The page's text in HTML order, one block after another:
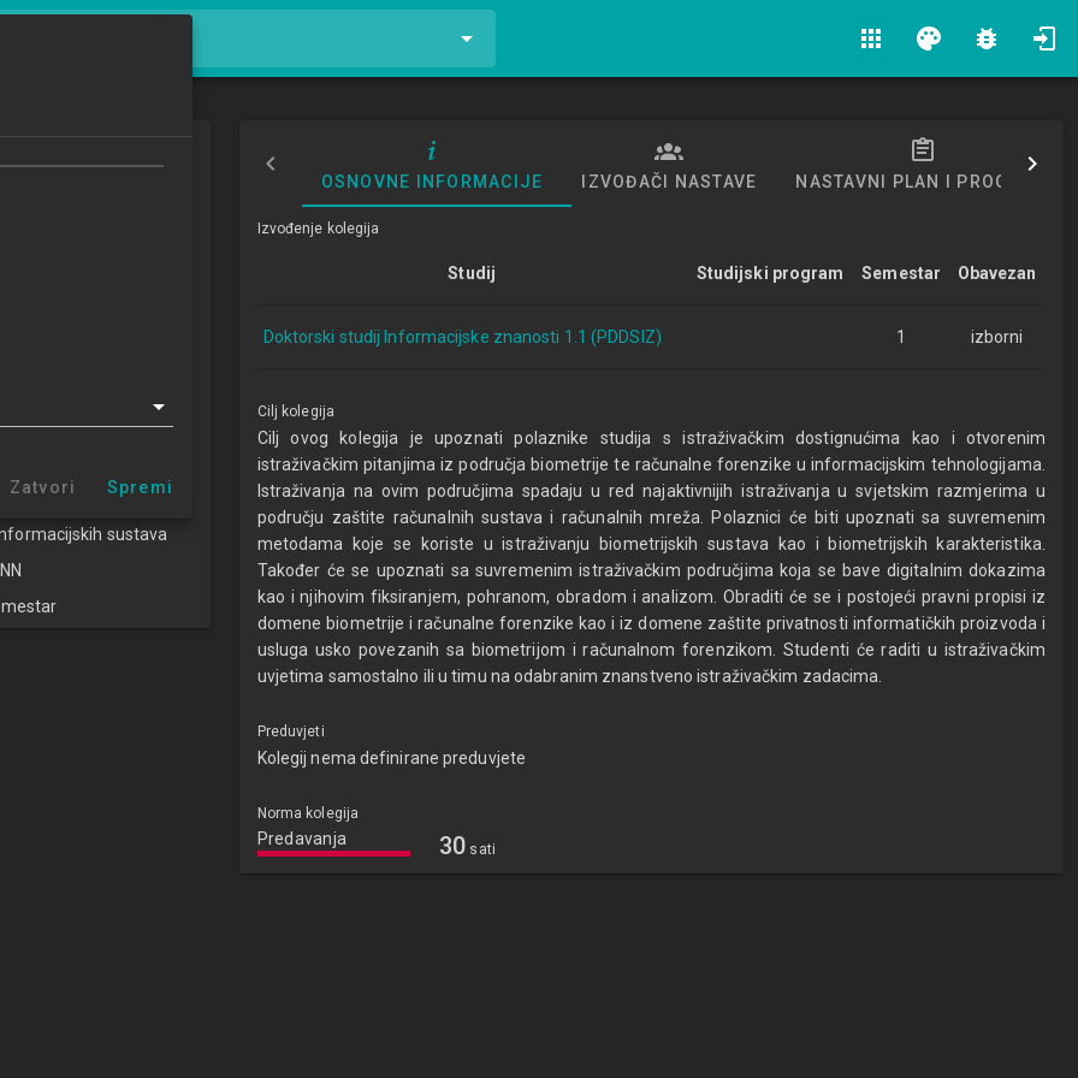
apps palette bug_report
forenzika
sustava
NN
OSNOVNE INFORMACIJE IZVOĐAČI NASTAVE NASTAVNI PLAN I PROGRAM
Izvođenje kolegija
Studij Studijski program Semestar Obavezan
Doktorski studij Informacijske znanosti 1.1 (PDDSIZ) 1 izborni
Cilj kolegija
Cilj ovog kolegija je upoznati polaznike studija s istraživačkim dostignućima kao i otvorenim
istraživačkim pitanjima iz područja biometrije te računalne forenzike u informacijskim tehnologijama.
Istraživanja na ovim područjima spadaju u red najaktivnijih istraživanja u svjetskim razmjerima u
području zaštite računalnih sustava i računalnih mreža. Polaznici će biti upoznati sa suvremenim
metodama koje se koriste u istraživanju biometrijskih sustava kao i biometrijskih karakteristika.
Također će se upoznati sa suvremenim istraživačkim područjima koja se bave digitalnim dokazima
kao i njihovim fiksiranjem, pohranom, obradom i analizom. Obraditi će se i postojeći pravni propisi iz
domene biometrije i računalne forenzike kao i iz domene zaštite privatnosti informatičkih proizvoda i
usluga usko povezanih sa biometrijom i računalnom forenzikom. Studenti će raditi u istraživačkim
uvjetima samostalno ili u timu na odabranim znanstveno istraživačkim zadacima.
Preduvjeti
Kolegij nema definirane preduvjete
Norma kolegija
Predavanja 30 sati
Zatvori Spremi